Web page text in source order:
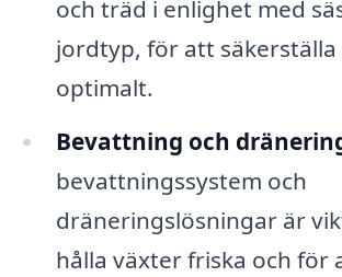
och träd i enlighet med
jordtyp, för att
optimalt.
Bevattning och
bevattningssystem och
dräneringslösningar är
hålla växter friska och för